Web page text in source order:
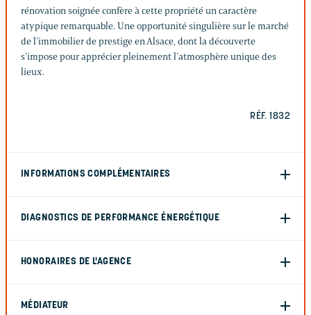
rénovation soignée confère à cette propriété un caractère
atypique remarquable. Une opportunité singulière sur le marché
de l’immobilier de prestige en Alsace, dont la découverte
s’impose pour apprécier pleinement l’atmosphère unique des
lieux.
RÉF. 1832
INFORMATIONS COMPLÉMENTAIRES
DIAGNOSTICS DE PERFORMANCE ÉNERGÉTIQUE
HONORAIRES DE L'AGENCE
MÉDIATEUR